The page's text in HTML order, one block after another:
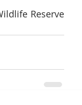
Reserve